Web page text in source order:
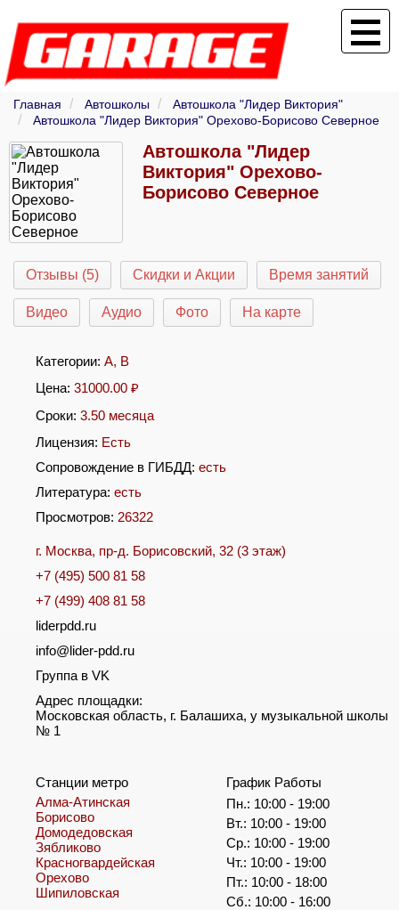
Главная Автошколы
Автошкола "Лидер Виктория"
Автошкола "Лидер Виктория" Орехово-Борисово Северное
Автошкола "Лидер
Виктория" Орехово-
Борисово Северное
Отзывы (5) Скидки и Акции Время занятий
Видео Аудио Фото На карте
Категории: A, B
Цена: 31000.00 ₽
Сроки: 3.50 месяца
Лицензия: Есть
Сопровождение в ГИБДД: есть
Литература: есть
Просмотров: 26322
г. Москва, пр-д. Борисовский, 32 (3 этаж)
+7 (495) 500 81 58
+7 (499) 408 81 58
liderpdd.ru
info@lider-pdd.ru
Группа в VK
Адрес площадки:
Московская область, г. Балашиха, у музыкальной школы
№ 1
Станции метро
Алма-Атинская
Борисово
Домодедовская
Зябликово
Красногвардейская
Орехово
Шипиловская
График Работы
Пн.: 10:00 - 19:00
Вт.: 10:00 - 19:00
Ср.: 10:00 - 19:00
Чт.: 10:00 - 19:00
Пт.: 10:00 - 18:00
Сб.: 10:00 - 16:00